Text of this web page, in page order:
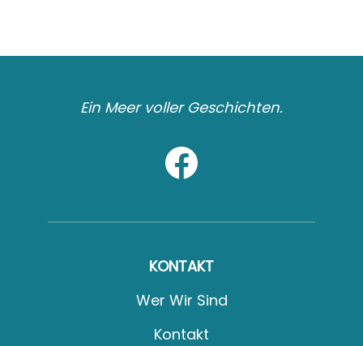
Ein Meer voller Geschichten.
KONTAKT
Wer Wir Sind
Kontakt